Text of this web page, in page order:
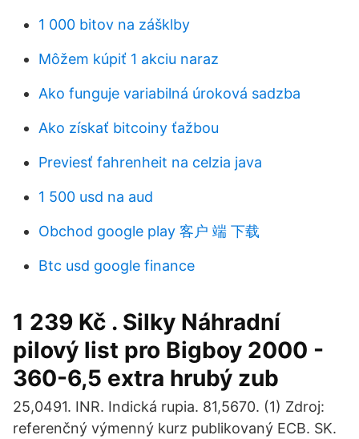
1 000 bitov na zášklby
Môžem kúpiť 1 akciu naraz
Ako funguje variabilná úroková sadzba
Ako získať bitcoiny ťažbou
Previesť fahrenheit na celzia java
1 500 usd na aud
Obchod google play 客户 端 下载
Btc usd google finance
1 239 Kč . Silky Náhradní
pilový list pro Bigboy 2000 -
360-6,5 extra hrubý zub
25,0491. INR. Indická rupia. 81,5670. (1) Zdroj:
referenčný výmenný kurz publikovaný ECB. SK.